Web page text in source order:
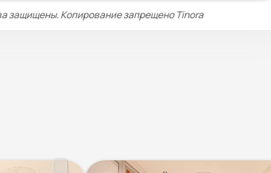
защищены. Копирование запрещеноTinora